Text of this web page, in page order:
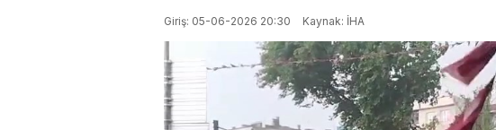
Giriş: 05-06-2026 20:30 Kaynak: İHA